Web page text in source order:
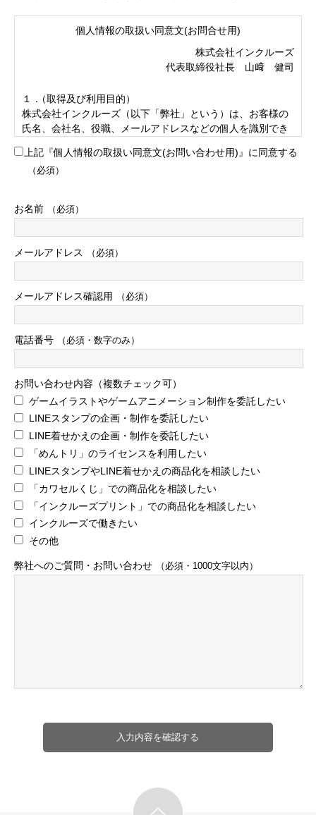
個人情報の取扱い同意文(お問合せ用)
株式会社インクルーズ
代表取締役社長 山﨑 健司
１．（取得及び利用目的）
株式会社インクルーズ（以下「弊社」という）は、お客様の
氏名、会社名、役職、メールアドレスなどの個人を識別でき
お問合せに回答させていただくためでありそれ以外の目的で
利用いたしません。
弊社は、法令で定める場合を除き個人を特定できる情報（氏
弊社は、個人情報の開示、訂正、追加又は削除、利用目的の
通知、利用又は提供の拒否についての依頼を受けた場合は、
４．（個人情報提供の任意性）
個人情報の弊社への提供は、お客様の同意に基づく任意です
が、必要な情報が提供されない場合、弊社サービスに関する
お問合せへの回答ができない場合もありうることをご承知く
ださい。
５．（個人情報保護管理者及び問合せ先）
当社では、個人情報を適切に保護するための管理者を下記の
者が担当いたしております。 また個人情報管理に関する問い
合わせや開示、訂正または削除の依頼は、下記までご連絡下
[お問い合わせ先]
東京都渋谷区千駄ヶ谷4-15-10
北参道ヒルズ1F
TEL:03-6447-2157 FAX:03-6447-2158
個人情報保護管理者：代表取締役社長
上記『個人情報の取扱い同意文(お問い合わせ用)』に同意する
（必須）
お名前 （必須）
メールアドレス （必須）
メールアドレス確認用 （必須）
電話番号 （必須・数字のみ）
お問い合わせ内容（複数チェック可）
ゲームイラストやゲームアニメーション制作を委託したい
LINEスタンプの企画・制作を委託したい
LINE着せかえの企画・制作を委託したい
「めんトリ」のライセンスを利用したい
LINEスタンプやLINE着せかえの商品化を相談したい
「カワセルくじ」での商品化を相談したい
「インクルーズプリント」での商品化を相談したい
インクルーズで働きたい
その他
弊社へのご質問・お問い合わせ （必須・1000文字以内）